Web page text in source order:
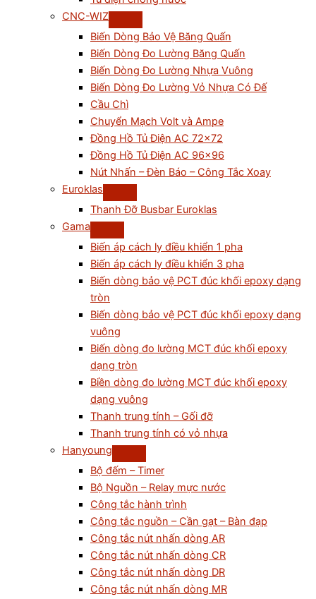
CNC-WIZ
Biến Dòng Bảo Vệ Băng Quấn
Biến Dòng Đo Lường Băng Quấn
Biến Dòng Đo Lường Nhựa Vuông
Biến Dòng Đo Lường Vỏ Nhựa Có Đế
Cầu Chì
Chuyển Mạch Volt và Ampe
Đồng Hồ Tủ Điện AC 72×72
Đồng Hồ Tủ Điện AC 96×96
Nút Nhấn – Đèn Báo – Công Tắc Xoay
Euroklas
Thanh Đỡ Busbar Euroklas
Gama
Biến áp cách ly điều khiển 1 pha
Biến áp cách ly điều khiển 3 pha
Biến dòng bảo vệ PCT đúc khối epoxy dạng
tròn
Biến dòng bảo vệ PCT đúc khối epoxy dạng
vuông
Biến dòng đo lường MCT đúc khối epoxy
dạng tròn
Biền dòng đo lường MCT đúc khối epoxy
dạng vuông
Thanh trung tính – Gối đỡ
Thanh trung tính có vỏ nhựa
Hanyoung
Bộ đếm – Timer
Bộ Nguồn – Relay mực nước
Công tắc hành trình
Công tắc nguồn – Cần gạt – Bàn đạp
Công tắc nút nhấn dòng AR
Công tắc nút nhấn dòng CR
Công tắc nút nhấn dòng DR
Công tắc nút nhấn dòng MR